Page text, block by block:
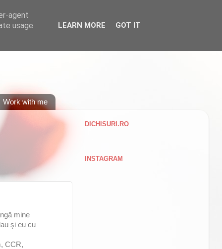
Work with me
mine
şi eu cu
CCR,
DICHISURI.RO
INSTAGRAM
agent
usage
LEARN MORE GOT IT